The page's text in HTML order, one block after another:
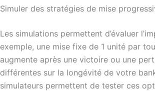
Simuler des stratégies de mise
Les simulations permettent d’évaluer
exemple, une mise fixe de 1 unité par
augmente après une victoire ou une
différentes sur la longévité de votre
simulateurs permettent de tester ces